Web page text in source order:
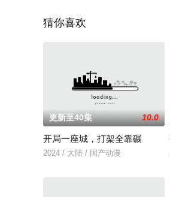
猜你喜欢
更新至40集 10.0
开局一座城，打架全靠碾
2024 / 大陆 / 国产动漫